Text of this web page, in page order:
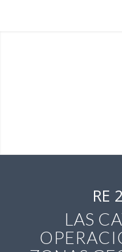
RE
LAS